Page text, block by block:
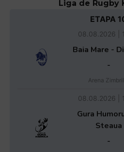
Liga de Rugby
ETAPA
08.08.2026 |
Baia Mare -
-
Arena
08.08.2026 |
Gura
Steaua
-